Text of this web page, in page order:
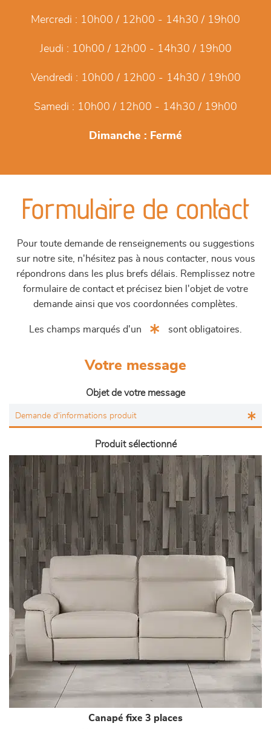
Mercredi : 10h00 / 12h00 - 14h30 / 19h00
Jeudi : 10h00 / 12h00 - 14h30 / 19h00
Vendredi : 10h00 / 12h00 - 14h30 / 19h00
Samedi : 10h00 / 12h00 - 14h30 / 19h00
Dimanche : Fermé
Formulaire de contact
Pour toute demande de renseignements ou suggestions
sur notre site, n'hésitez pas à nous contacter, nous vous
répondrons dans les plus brefs délais. Remplissez notre
formulaire de contact et précisez bien l'objet de votre
demande ainsi que vos coordonnées complètes.
Les champs marqués d'un sont obligatoires.
Votre message
Objet de votre message
Produit sélectionné
Canapé fixe 3 places